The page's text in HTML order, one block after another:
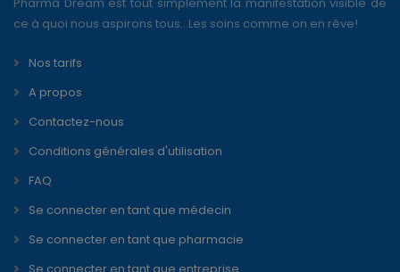
ce à quoi nous aspirons tous...Les soins comme on en rêve!
Nos tarifs
A propos
Contactez-nous
Conditions générales d'utilisation
FAQ
Se connecter en tant que médecin
Se connecter en tant que pharmacie